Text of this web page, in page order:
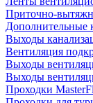
Приточно-
Дополнительные
Выходы
Вентиляция
Выходы
Выходы
Проходки